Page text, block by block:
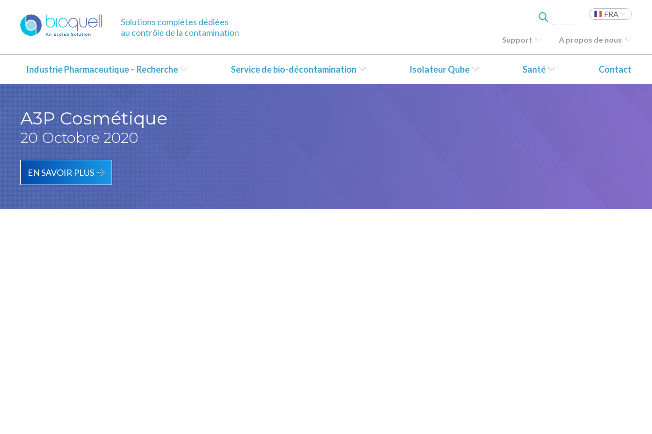
Solutions complètes dédiées
au contrôle de la contamination
FRA
Support A propos de nous
Industrie Pharmaceutique – Recherche Service de bio-décontamination Isolateur Qube Santé Contact
A3P Cosmétique
20 Octobre 2020
EN SAVOIR PLUS